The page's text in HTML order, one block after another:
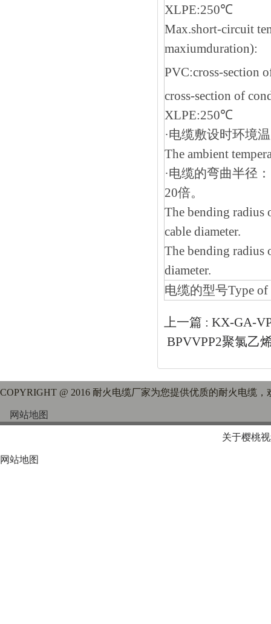
XLPE:250℃
Max.short-circuit
maxiumduration):
PVC:cross-section
cross-section of
XLPE:250℃
·电缆敷设时环境
The ambient
·电缆的弯曲半径
20倍。
The bending radius
cable diameter.
The bending radius
diameter.
电缆的型号Type of
上一篇 : KX-GA-
BPVVPP2聚氯乙
COPYRIGHT @ 2016 耐火电缆厂家为您提供优质的耐火电缆
网站地图
关于樱桃
网站地图